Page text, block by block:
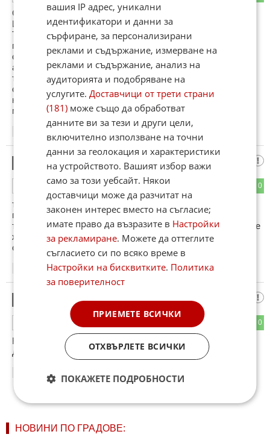
Стефанаки
Йоанис
Ти си свестен човек да ти кажа адресите на магазините в
пловдив където господата роми продават само такива
стоки от обувки до шапки абе квото неможе да намериш в
адидас или долче габанна там го има
търговси център изгрев в изрев махала пловдив
само погледни за кво става въпрос:)))
но държавата ни е уникална за кокошка няма прошка за
милиони няма закони
mente
0
ОТГОВОР
то трябва да има проверка на управляващите а не на
продавачите
те ако не искат не менте стока ами и муха неможе да влезе
ж страната
само се правят на интерсени ,,смешници
02.01.2013
0
КАТО СЕ ИМА В ПРЕДВИД ФАЛШИВАТА ИЗМИСЛЕНА
ДЪРЖАВА МЕНТЕТАТА СА 100 ПРОЦЕНТОВИ
НОВИНИ ПО ГРАДОВЕ:
вашия IP адрес, уникални
идентификатори и данни за
сърфиране, за персонализирани
реклами и съдържание, измерване на
реклами и съдържание, анализ на
аудиторията и подобряване на
услугите.Доставчици от трети страни
(181) може също да обработват
данните ви за тези и други цели,
включително използване на точни
данни за геолокация и характеристики
на устройството. Вашият избор важи
само за този уебсайт. Някои
доставчици може да разчитат на
законен интерес вместо на съгласие;
имате право да възразите в Настройки
за рекламиране. Можете да оттеглите
съгласието си по всяко време в
Настройки на бисквитките. Политика
за поверителност
ПРИЕМЕТЕ ВСИЧКИ
ОТХВЪРЛЕТЕ ВСИЧКИ
ПОКАЖЕТЕ ПОДРОБНОСТИ